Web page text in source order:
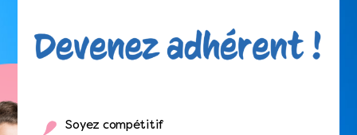
Soyez compétitif